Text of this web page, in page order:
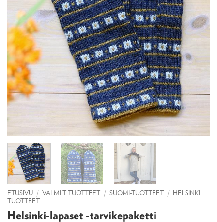
ETUSIVU / VALMIIT TUOTTEET / SUOMI-TUOTTEET / HELSINKI
TUOTTEET
Helsinki-lapaset -tarvikepaketti